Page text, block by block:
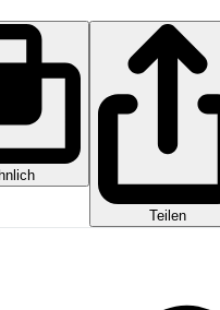
Teilen